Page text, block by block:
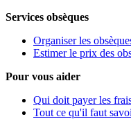
Services obsèques
Organiser les
Estimer le prix des
Pour vous aider
Qui doit payer les
Tout ce qu'il faut